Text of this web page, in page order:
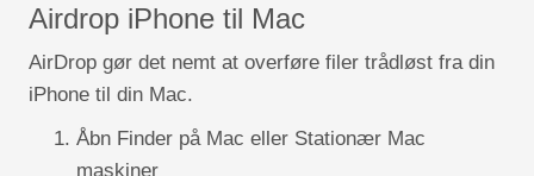
Airdrop iPhone til Mac
AirDrop gør det nemt at overføre filer trådløst fra din
iPhone til din Mac.
Åbn Finder på Mac eller Stationær Mac
maskiner